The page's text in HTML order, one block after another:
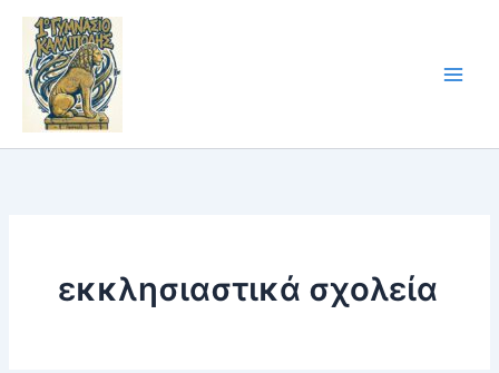
Skip
content
εκκλησιαστικά σχολεία